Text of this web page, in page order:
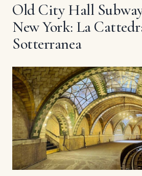
Old City Hall
New York: La
Sotterranea